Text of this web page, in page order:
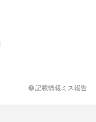
記載情報ミス報告